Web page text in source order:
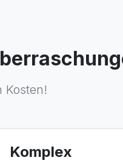
Kosten!
Komplex